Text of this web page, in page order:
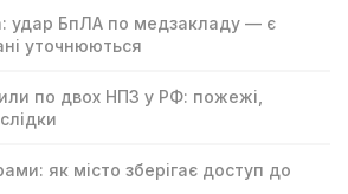
удар БпЛА по медзакладу — є
уточнюються
по двох НПЗ у РФ: пожежі,
як місто зберігає доступ до